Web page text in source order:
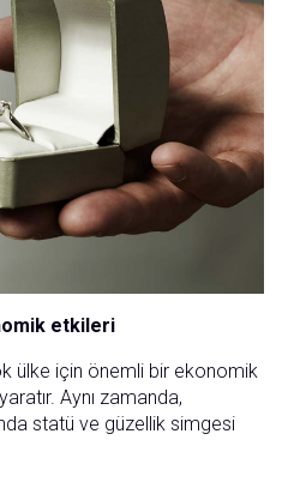
etkileri
ülke için önemli bir ekonomik
Aynı zamanda,
statü ve güzellik simgesi